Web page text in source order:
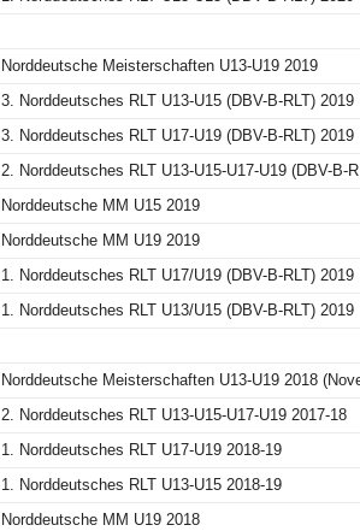
Norddeutsche Meisterschaften U13-U19 2019
3. Norddeutsches RLT U13-U15 (DBV-B-RLT) 2019
3. Norddeutsches RLT U17-U19 (DBV-B-RLT) 2019
2. Norddeutsches RLT U13-U15-U17-U19 (DBV-B-
Norddeutsche MM U15 2019
Norddeutsche MM U19 2019
1. Norddeutsches RLT U17/U19 (DBV-B-RLT) 2019
1. Norddeutsches RLT U13/U15 (DBV-B-RLT) 2019
Norddeutsche Meisterschaften U13-U19 2018
2. Norddeutsches RLT U13-U15-U17-U19 2017-18
1. Norddeutsches RLT U17-U19 2018-19
1. Norddeutsches RLT U13-U15 2018-19
Norddeutsche MM U19 2018